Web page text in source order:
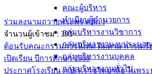
คณะผู้บริหาร
ทำเนียบผู้อำนวยการ
กลุ่มบริหารงานวิชาการ
กลุ่มบริหารงานงบประมา
กลุ่มบริหารงานบุคคล
กลุ่มบริหารงานทั่วไป
ร่วมลงนามถวายพระพร คลิก !
จำนวนผู้เข้าชม : 393
ต้อนรับคณะกรรมการนิเทศ ติดตาม การเต
เปิดเรียน ปีการศึกษา 2566
ประกาศโรงเรียน ภ.ป.ร.ราชวิทยาลัย ในพร